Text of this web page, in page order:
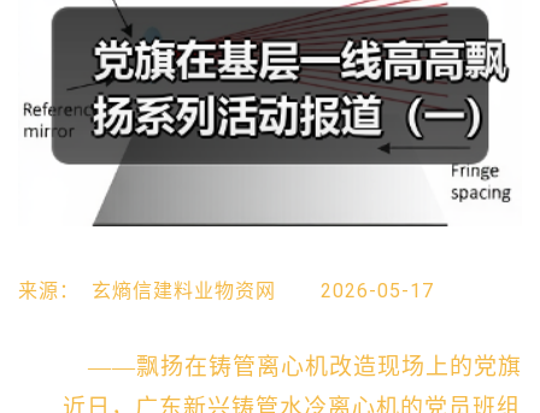
来源： 玄熵信建料业物资网 2026-05-17
——飘扬在铸管离心机改造现场上的党旗
近日，广东新兴铸管水冷离心机的党员班组